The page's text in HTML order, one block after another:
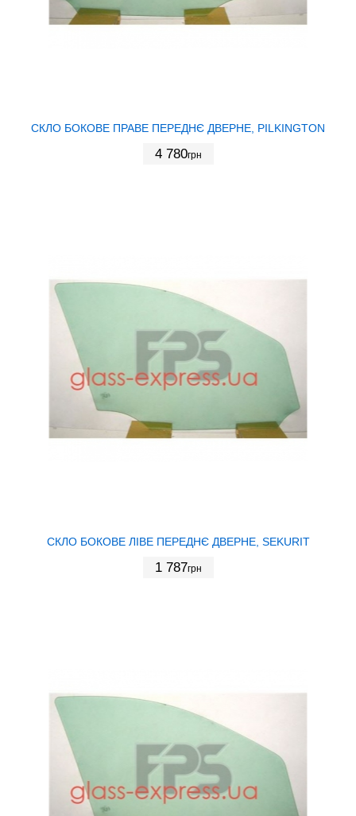
СКЛО БОКОВЕ ПРАВЕ ПЕРЕДНЄ ДВЕРНЕ, PILKINGTON
4 780грн
СКЛО БОКОВЕ ЛІВЕ ПЕРЕДНЄ ДВЕРНЕ, SEKURIT
1 787грн